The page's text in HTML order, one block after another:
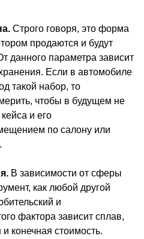
Строго говоря, это форма
продаются и будут
данного параметра зависит
Если в автомобиле
такой набор, то
чтобы в будущем не
и его
по салону или
В зависимости от сферы
как любой другой
и
фактора зависит сплав,
и конечная стоимость.